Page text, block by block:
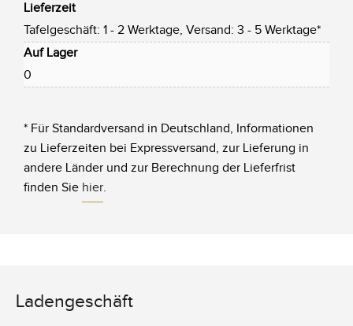
Lieferzeit
Tafelgeschäft: 1 - 2 Werktage, Versand: 3 - 5 Werktage*
Auf Lager
0
* Für Standardversand in Deutschland, Informationen
zu Lieferzeiten bei Expressversand, zur Lieferung in
andere Länder und zur Berechnung der Lieferfrist
finden Sie hier.
Ladengeschäft